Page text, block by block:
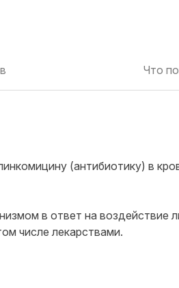
Что
(антибиотику) в
в ответ на
числе лекарствами.